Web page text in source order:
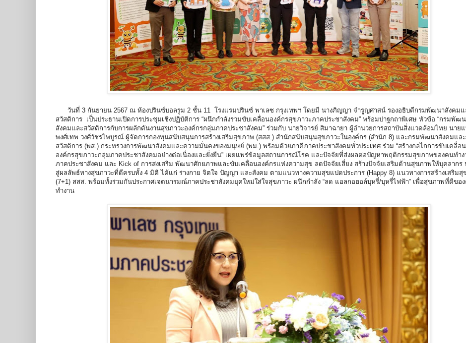
วันที่ 3 กันยายน 2567 ณ ห้องปรินซ์บอลรูม 2 ชั้น 11 โรงแรมปรินซ์ พาเลซ กรุงเทพฯ โดยมี นางภิญญา จำรูญศาสน์ รองอธิบดีกรมพัฒนาสังคมแ
สวัสดิการ เป็นประธานเปิดการประชุมเชิงปฏิบัติการ “ผนึกกำลังร่วมขับเคลื่อนองค์กรสุขภาวะภาคประชาสังคม” พร้อมปาฐกถาพิเศษ หัวข้อ “กรมพัฒ
สังคมและสวัสดิการกับการผลักดันงานสุขภาวะองค์กรกลุ่มภาคประชาสังคม” ร่วมกับ นายวิจารย์ สิมาฉายา ผู้อำนวยการสถาบันสิ่งแวดล้อมไทย นาย
พงศ์เทพ วงศ์วัชรไพบูรณ์ ผู้จัดการกองทุนสนับสนุนการสร้างเสริมสุขภาพ (สสส.) สำนักสนับสนุนสุขภาวะในองค์กร (สำนัก 8) และกรมพัฒนาสังคมและ
สวัสดิการ (พส.) กระทรวงการพัฒนาสังคมและความมั่นคงของมนุษย์ (พม.) พร้อมด้วยภาคีภาคประชาสังคมทั่วประเทศ ร่วม “สร้างกลไกการขับเคลื่อ
องค์กรสุขภาวะกลุ่มภาคประชาสังคมอย่างต่อเนื่องและยั่งยืน” เผยแพร่ข้อมูลสถานการณ์โรค และปัจจัยที่ส่งผลต่อปัญหาพฤติกรรมสุขภาพของคนทำง
ภาคประชาสังคม และ Kick of การส่งเสริม พัฒนาศักยภาพและขับเคลื่อนองค์กรแห่งความสุข ลดปัจจัยเสี่ยง สร้างปัจจัยเสริมด้านสุขภาพให้บุคลากร
สู่ผลลัพธ์ทางสุขภาวะที่ดีครบทั้ง 4 มิติ ได้แก่ ร่างกาย จิตใจ ปัญญา และสังคม ตามแนวทางความสุขแปดประการ (Happy 8) แนวทางการสร้างเสริมสุ
(7+1) สสส. พร้อมทั้งร่วมกันประกาศเจตนารมณ์ภาคประชาสังคมยุคใหม่ใส่ใจสุขภาวะ ผนึกกำลัง “ลด แอลกอฮอล์บุหรี่/บุหรี่ไฟฟ้า” เพื่อสุขภาพที่ดีขอ
ทำงาน